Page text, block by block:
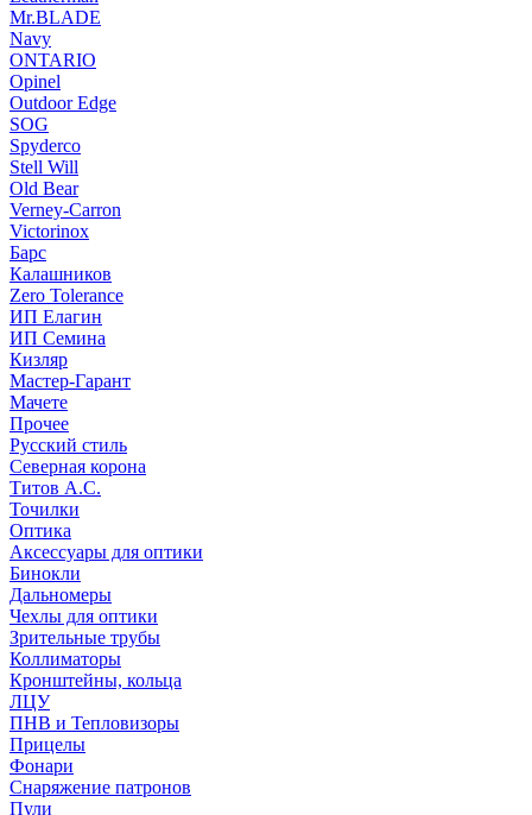
Mr.BLADE
Navy
ONTARIO
Opinel
Outdoor Edge
SOG
Spyderco
Stell Will
Old Bear
Verney-Carron
Victorinox
Барс
Калашников
Zero Tolerance
ИП Елагин
ИП Семина
Кизляр
Мастер-Гарант
Мачете
Прочее
Русский стиль
Северная корона
Титов А.С.
Точилки
Оптика
Аксессуары для оптики
Бинокли
Дальномеры
Чехлы для оптики
Зрительные трубы
Коллиматоры
Кронштейны, кольца
ЛЦУ
ПНВ и Тепловизоры
Прицелы
Фонари
Снаряжение патронов
Пули